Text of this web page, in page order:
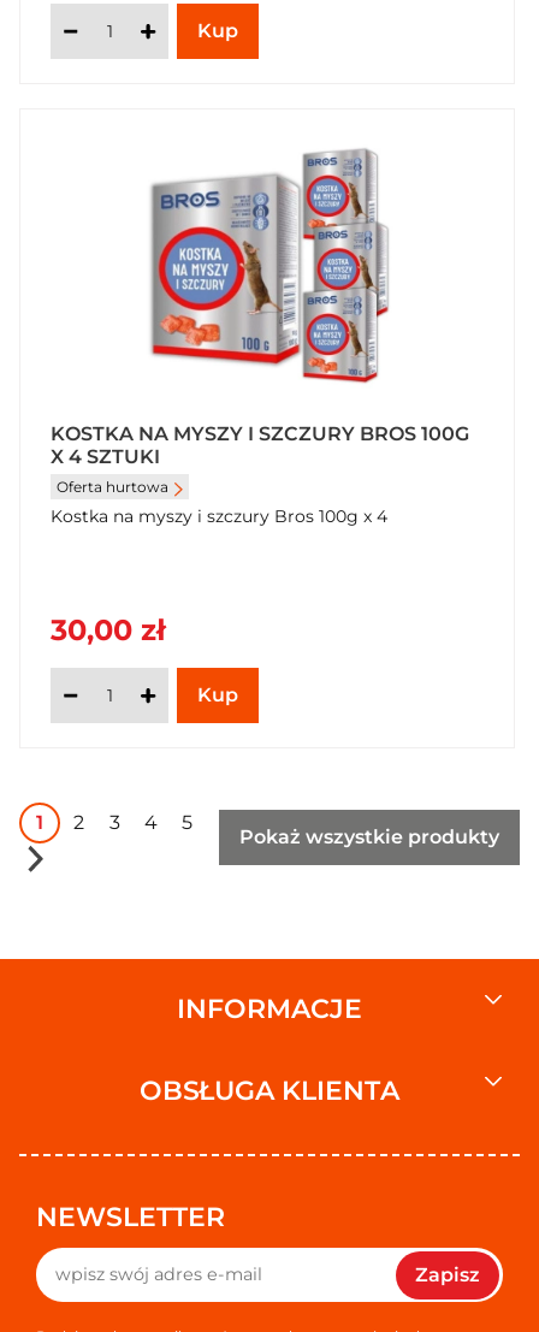
KOSTKA NA MYSZY I SZCZURY BROS 100G
X 4 SZTUKI
Oferta hurtowa
Kostka na myszy i szczury Bros 100g x 4
30,00 zł
1 2 3 4 5
Pokaż wszystkie produkty
INFORMACJE
OBSŁUGA KLIENTA
NEWSLETTER
Zapisz